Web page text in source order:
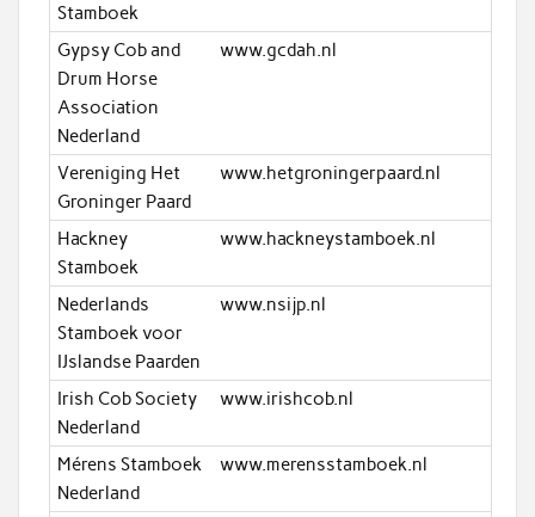
Stamboek
Gypsy Cob and
Drum Horse
Association
Nederland
www.gcdah.nl
Vereniging Het
Groninger Paard
www.hetgroningerpaard.nl
Hackney
Stamboek
www.hackneystamboek.nl
Nederlands
Stamboek voor
IJslandse Paarden
www.nsijp.nl
Irish Cob Society
Nederland
www.irishcob.nl
Mérens Stamboek
Nederland
www.merensstamboek.nl